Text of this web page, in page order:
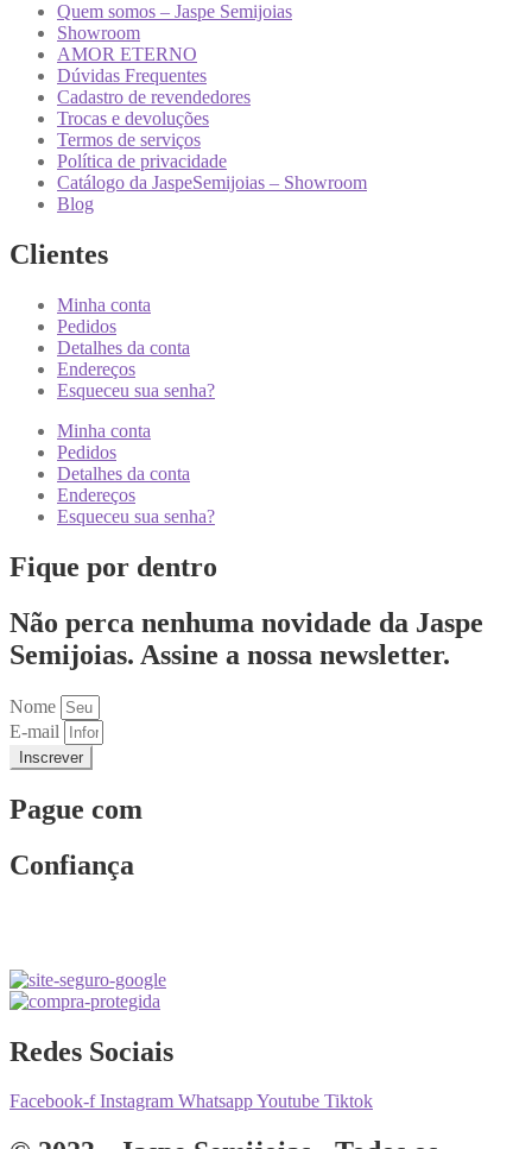
Quem somos – Jaspe Semijoias
Showroom
AMOR ETERNO
Dúvidas Frequentes
Cadastro de revendedores
Trocas e devoluções
Termos de serviços
Política de privacidade
Catálogo da JaspeSemijoias – Showroom
Blog
Clientes
Minha conta
Pedidos
Detalhes da conta
Endereços
Esqueceu sua senha?
Minha conta
Pedidos
Detalhes da conta
Endereços
Esqueceu sua senha?
Fique por dentro
Não perca nenhuma novidade da Jaspe
Semijoias. Assine a nossa newsletter.
Nome
E-mail
Inscrever
Pague com
Confiança
Redes Sociais
Facebook-f Instagram WhatsappYoutube Tiktok